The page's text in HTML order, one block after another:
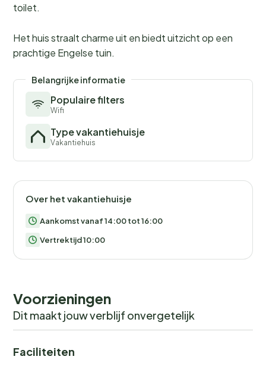
toilet.
Het huis straalt charme uit en biedt uitzicht op een
prachtige Engelse tuin.
Belangrijke informatie
Populaire filters
Wifi
Type vakantiehuisje
Vakantiehuis
Over het vakantiehuisje
Aankomst vanaf 14:00 tot 16:00
Vertrektijd 10:00
Voorzieningen
Dit maakt jouw verblijf onvergetelijk
Faciliteiten